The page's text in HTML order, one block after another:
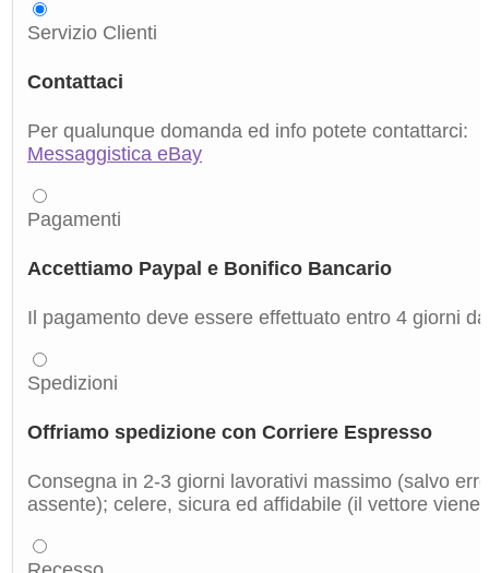
Servizio Clienti
Contattaci
Per qualunque domanda ed info potete contattarci:
Messaggistica eBay
Pagamenti
Accettiamo Paypal e Bonifico Bancario
Il pagamento deve essere effettuato entro 4 giorni
Spedizioni
Offriamo spedizione con Corriere Espresso
Consegna in 2-3 giorni lavorativi massimo (salvo
assente); celere, sicura ed affidabile (il vettore